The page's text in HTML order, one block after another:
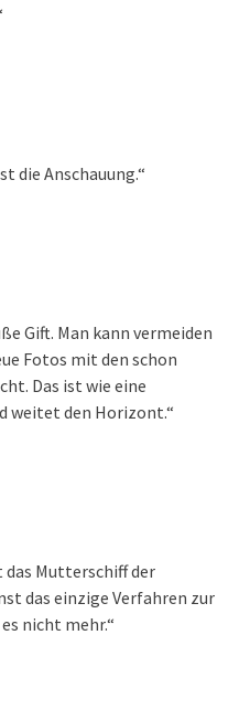
die Anschauung.“
Gift. Man kann vermeiden
Fotos mit den schon
Das ist wie eine
weitet den Horizont.“
das Mutterschiff der
das einzige Verfahren zur
nicht mehr.“